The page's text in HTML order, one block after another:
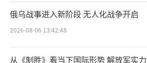
穿着干净校服
举着小红旗
俄乌战事进入新阶段 无人化战争开启
2026-08-06 13:42:48
从《制胜》看当下国际形势 解放军实力